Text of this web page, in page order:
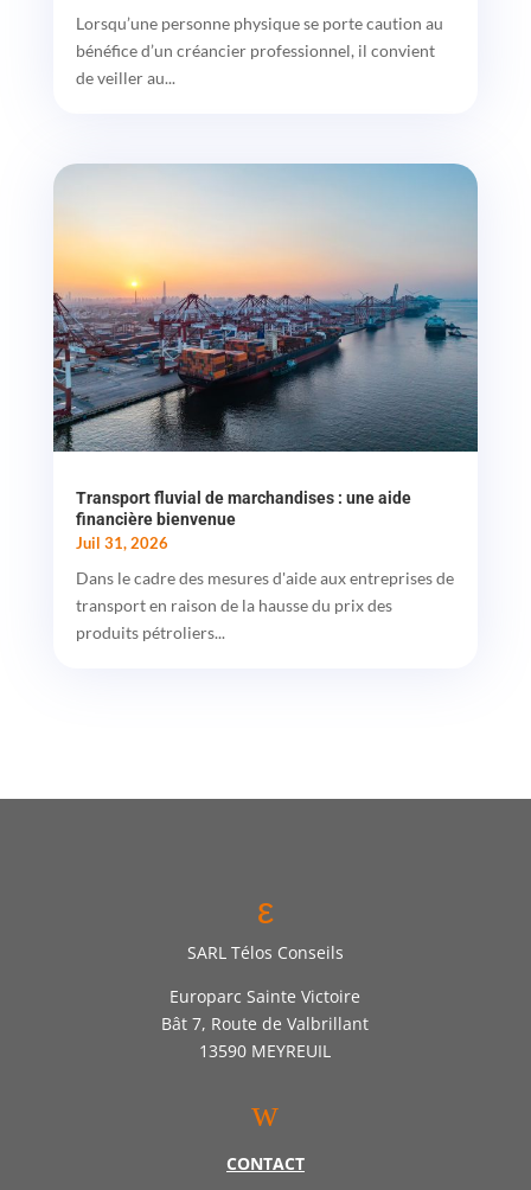
Lorsqu’une personne physique se porte caution au
bénéfice d’un créancier professionnel, il convient
de veiller au...
Transport fluvial de marchandises : une aide
financière bienvenue
Juil 31, 2026
Dans le cadre des mesures d'aide aux entreprises de
transport en raison de la hausse du prix des
produits pétroliers...
ε
SARL Télos Conseils
Europarc Sainte Victoire
Bât 7, Route de Valbrillant
13590 MEYREUIL
w
CONTACT